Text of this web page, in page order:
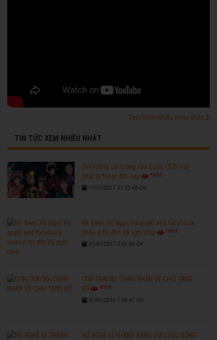
Xem thêm nhiều video khác
TIN TỨC XEM NHIỀU NHẤT
260 tuồng cải lương xưa trước 1975 hay
nhất từ trước đến nay
96202
17/07/2017 11:33:48 CH
Mr. Đàm, Hồ Ngọc Hà quyết add facebook
nhau vì tin đồn đã nghỉ chơi
76306
31/07/2017 5:03:06 CH
CON TRAI NS CHINH NHẪN VỀ CHỊU TANG
BỐ
42978
31/01/2016 1:08:47 CH
NỮ NGHỆ SĨ THANH HẰNG VỚI CUỘC SỐNG